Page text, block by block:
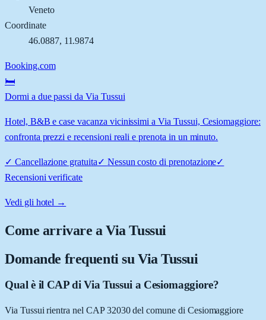
Veneto
Coordinate
46.0887, 11.9874
Booking.com
🛏️
Dormi a due passi da Via Tussui
Hotel, B&B e case vacanza vicinissimi a Via Tussui, Cesiomaggiore:
confronta prezzi e recensioni reali e prenota in un minuto.
✓ Cancellazione gratuita✓ Nessun costo di prenotazione✓
Recensioni verificate
Vedi gli hotel →
Come arrivare aVia Tussui
Domande frequenti su Via Tussui
Qual è il CAP di Via Tussui a Cesiomaggiore?
Via Tussui rientra nel CAP 32030 del comune di Cesiomaggiore